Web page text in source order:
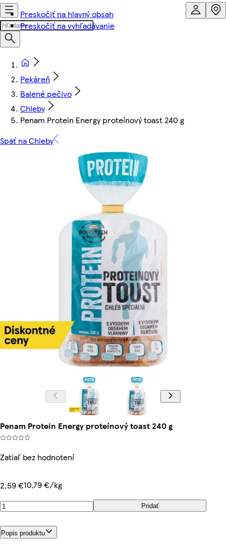
Preskočiť na hlavný obsah
Preskočiť na vyhľadávanie
Pekáreň
Balené pečivo
Chleby
Penam Protein Energy proteínový toast 240 g
Späť na Chleby
Penam Protein Energy proteínový toast 240 g
Zatiaľ bez hodnotení
2,59 €10,79 €/kg
Pridať
Popis produktu